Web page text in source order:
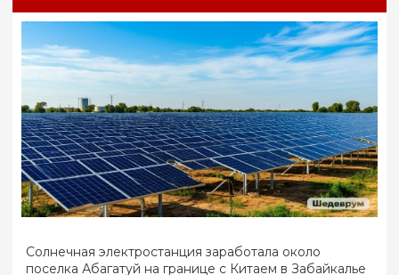
Солнечная электростанция заработала около
поселка Абагатуй на границе с Китаем в Забайкалье